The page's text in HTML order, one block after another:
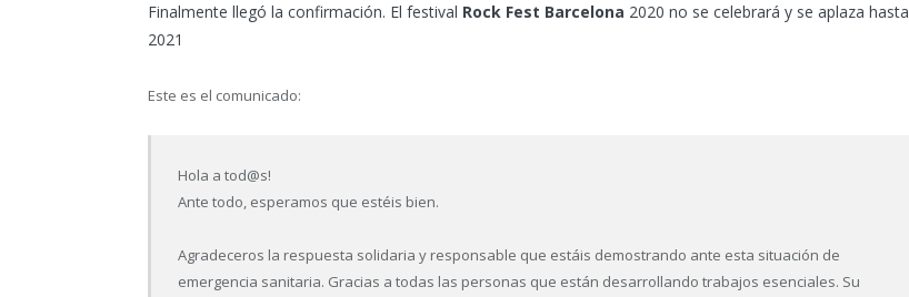
Finalmente llegó la confirmación. El festival Rock Fest Barcelona 2020 no se celebrará y se aplaza hasta
2021
Este es el comunicado:
Hola a tod@s!
Ante todo, esperamos que estéis bien.
Agradeceros la respuesta solidaria y responsable que estáis demostrando ante esta situación de
emergencia sanitaria. Gracias a todas las personas que están desarrollando trabajos esenciales. Su